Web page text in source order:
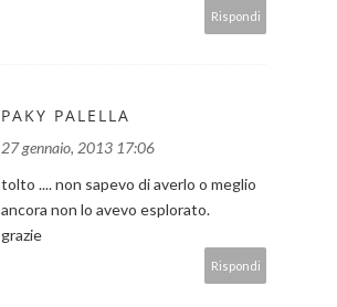
Rispondi
PAKY PALELLA
27 gennaio, 2013 17:06
tolto .... non sapevo di averlo o meglio
ancora non lo avevo esplorato.
grazie
Rispondi